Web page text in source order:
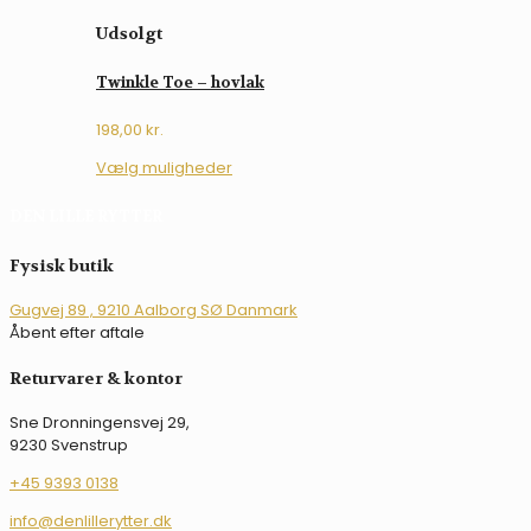
Udsolgt
Twinkle Toe – hovlak
198,00 kr.
Vælg mulighederDette
kan
vælges
Fysisk butik
Gugvej 89 , 9210 Aalborg SØ Danmark
Åbent efter aftale
Returvarer & kontor
Sne Dronningensvej 29,
9230 Svenstrup
+45 9393 0138
info@denlillerytter.dk